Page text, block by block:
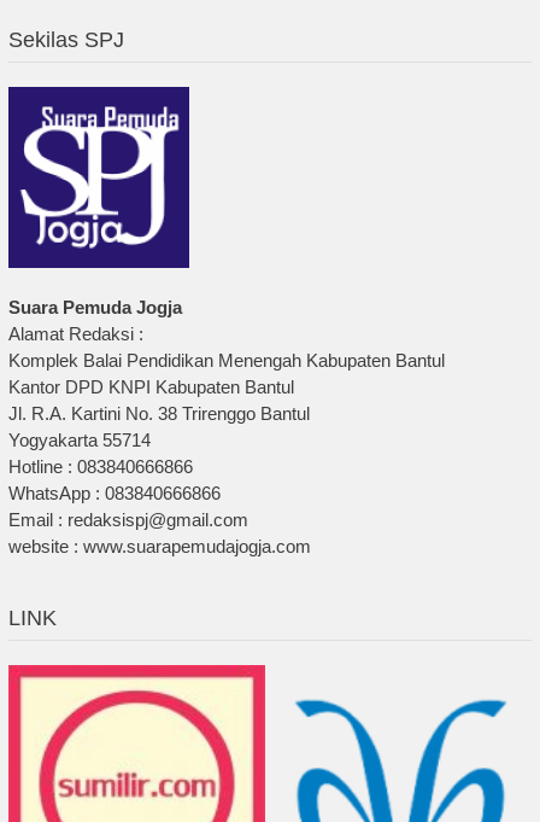
Sekilas SPJ
Suara Pemuda Jogja
Alamat Redaksi :
Komplek Balai Pendidikan Menengah Kabupaten Bantul
Kantor DPD KNPI Kabupaten Bantul
Jl. R.A. Kartini No. 38 Trirenggo Bantul
Yogyakarta 55714
Hotline : 083840666866
WhatsApp : 083840666866
Email : redaksispj@gmail.com
website : www.suarapemudajogja.com
LINK